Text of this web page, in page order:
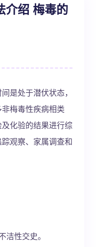
介绍 梅毒的
是处于潜伏状态，
梅毒性疾病相类
化验的结果进行综
观察、家属调查和
洁性交史。